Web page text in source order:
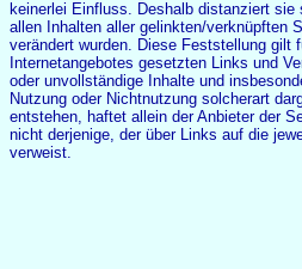
keinerlei Einfluss. Deshalb distanziert
allen Inhalten aller gelinkten/verknüpften
verändert wurden. Diese Feststellung gilt
Internetangebotes gesetzten Links und
oder unvollständige Inhalte und
Nutzung oder Nichtnutzung solcherart
entstehen, haftet allein der Anbieter der
nicht derjenige, der über Links auf die
verweist.